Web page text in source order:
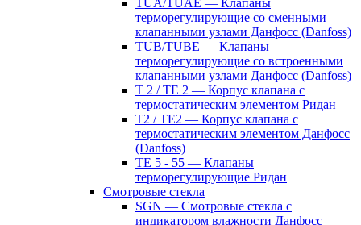
TUA/TUAE — Клапаны
терморегулирующие со сменными
клапанными узлами Данфосс (Danfoss)
TUB/TUBE — Клапаны
терморегулирующие со встроенными
клапанными узлами Данфосс (Danfoss)
T 2 / TE 2 — Корпус клапана с
термостатическим элементом Ридан
T2 / TE2 — Корпус клапана с
термостатическим элементом Данфосс
(Danfoss)
TE 5 - 55 — Клапаны
терморегулирующие Ридан
Смотровые стекла
SGN — Смотровые стекла с
индикатором влажности Данфосс